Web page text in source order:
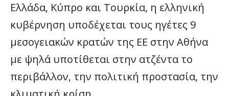
Ελλάδα, Κύπρο και Τουρκία, η ελληνική
κυβέρνηση υποδέχεται τους ηγέτες 9
μεσογειακών κρατών της ΕΕ στην Αθήνα
με ψηλά υποτίθεται στην ατζέντα το
περιβάλλον, την πολιτική προστασία, την